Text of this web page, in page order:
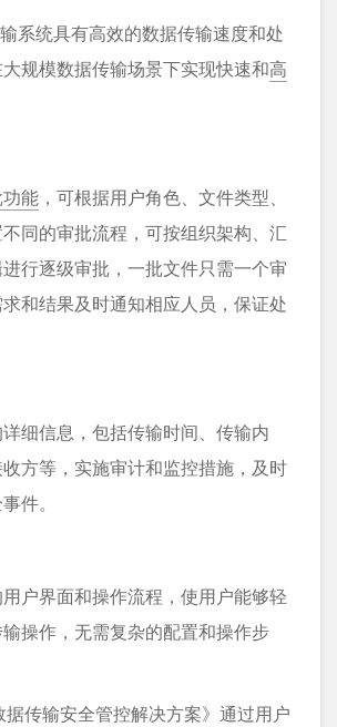
系统具有高效的数据传输速度和处
规模数据传输场景下实现快速和高
能 ，可根据⽤户⻆⾊、⽂件类型、
同的审批流程，可按组织架构、汇
⾏逐级审批，⼀批⽂件只需⼀个审
和结果及时通知相应⼈员，保证处
细信息，包括传输时间、传输内
方等，实施审计和监控措施，及时
件。
户界面和操作流程，使用户能够轻
操作，无需复杂的配置和操作步
据传输安全管控解决⽅案》通过⽤户